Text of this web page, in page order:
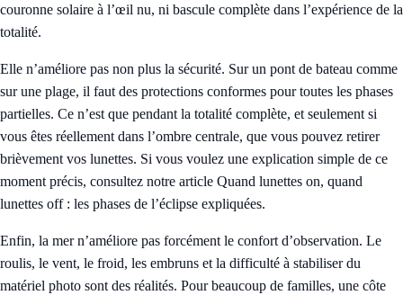
couronne solaire à l’œil nu, ni bascule complète dans l’expérience de la
totalité.
Elle n’améliore pas non plus la sécurité. Sur un pont de bateau comme
sur une plage, il faut des protections conformes pour toutes les phases
partielles. Ce n’est que pendant la totalité complète, et seulement si
vous êtes réellement dans l’ombre centrale, que vous pouvez retirer
brièvement vos lunettes. Si vous voulez une explication simple de ce
moment précis, consultez notre article Quand lunettes on, quand
lunettes off : les phases de l’éclipse expliquées.
Enfin, la mer n’améliore pas forcément le confort d’observation. Le
roulis, le vent, le froid, les embruns et la difficulté à stabiliser du
matériel photo sont des réalités. Pour beaucoup de familles, une côte